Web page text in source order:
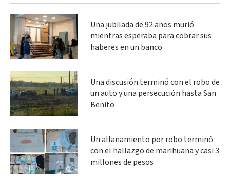
Una jubilada de 92 años murió
mientras esperaba para cobrar sus
haberes en un banco
Una discusión terminó con el robo de
un auto y una persecución hasta San
Benito
Un allanamiento por robo terminó
con el hallazgo de marihuana y casi 3
millones de pesos